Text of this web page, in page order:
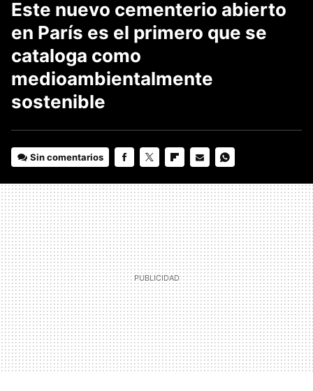
Este nuevo cementerio abierto
en París es el primero que se
cataloga como
medioambientalmente
sostenible
Sin comentarios
MAIL